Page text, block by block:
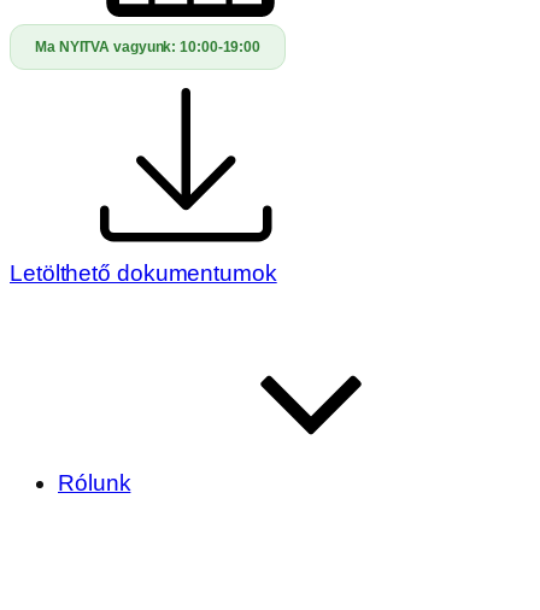
Ma NYITVA vagyunk:10:00-19:00
Letölthető dokumentumok
Rólunk